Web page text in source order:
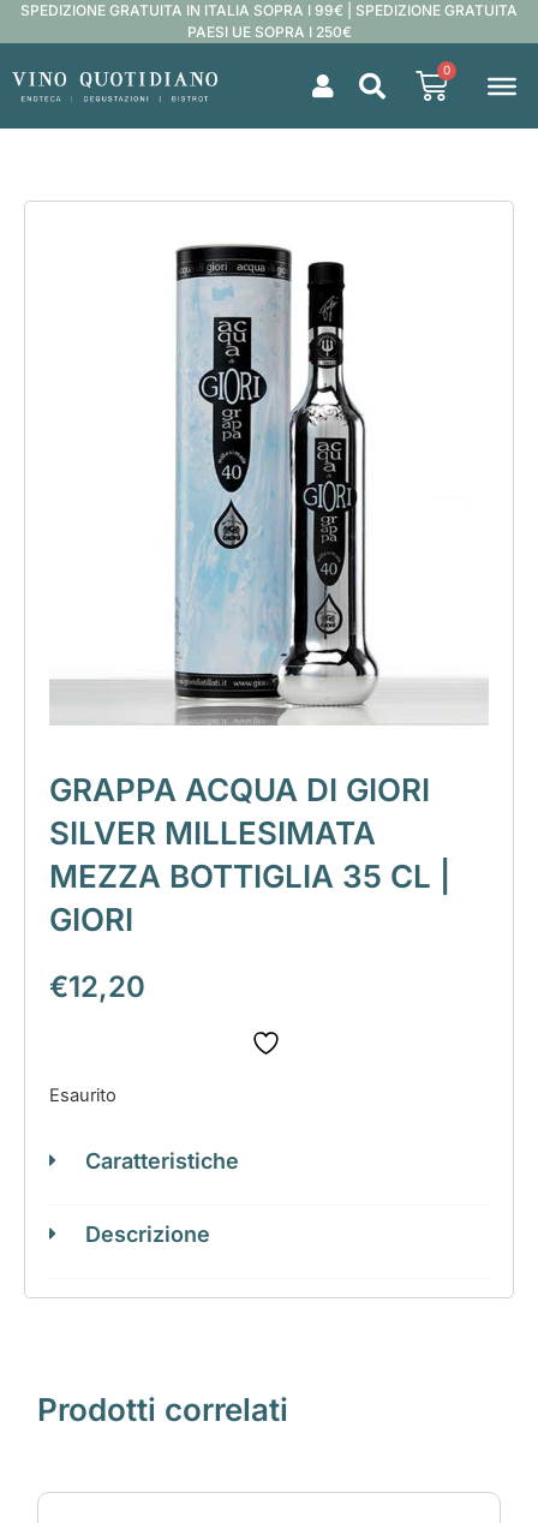
SPEDIZIONE GRATUITA IN ITALIA SOPRA I 99€ | SPEDIZIONE GRATUITA
PAESI UE SOPRA I 250€
0
GRAPPA ACQUA DI GIORI
SILVER MILLESIMATA
MEZZA BOTTIGLIA 35 CL |
GIORI
€12,20
Esaurito
Caratteristiche
Descrizione
Prodotti correlati